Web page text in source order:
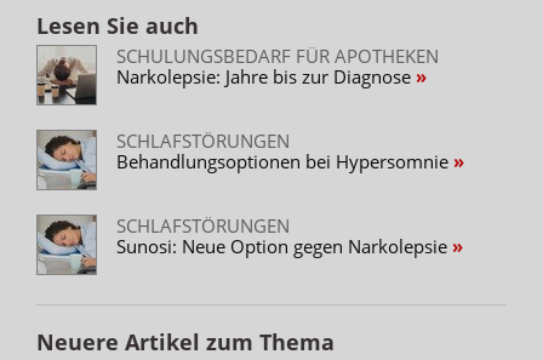
Lesen Sie auch
SCHULUNGSBEDARF FÜR APOTHEKEN
Narkolepsie: Jahre bis zur Diagnose
SCHLAFSTÖRUNGEN
Behandlungsoptionen bei Hypersomnie
SCHLAFSTÖRUNGEN
Sunosi: Neue Option gegen Narkolepsie
Neuere Artikel zum Thema